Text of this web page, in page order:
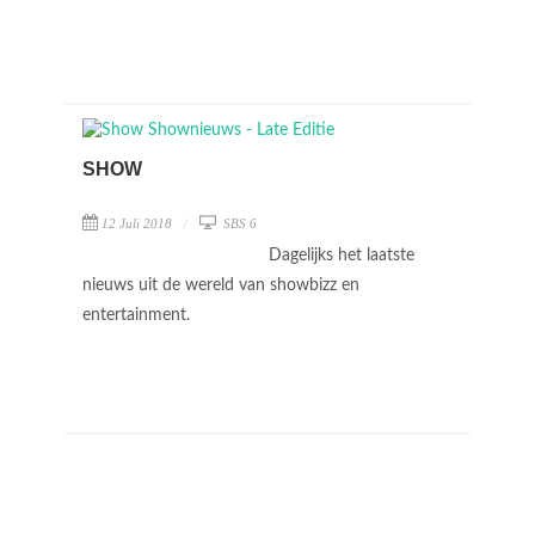
SHOW
12 Juli 2018 SBS 6
Dagelijks het laatste
nieuws uit de wereld van showbizz en
entertainment.